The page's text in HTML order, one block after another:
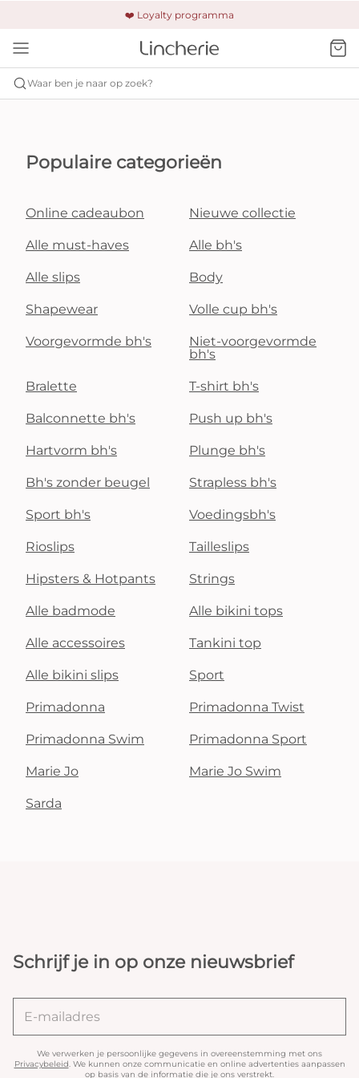
❤️ Loyalty programma
🚚 Gratis verzending & retour
🔒 Altijd veilig betalen
Waar ben je naar op zoek?
Populaire categorieën
Online cadeaubon Nieuwe collectie
Alle must-haves Alle bh's
Alle slips Body
Shapewear Volle cup bh's
Voorgevormde bh's
Niet-voorgevormde
bh's
Bralette T-shirt bh's
Balconnette bh's Push up bh's
Hartvorm bh's Plunge bh's
Bh's zonder beugel Strapless bh's
Sport bh's Voedingsbh's
Rioslips Tailleslips
Hipsters & Hotpants Strings
Alle badmode Alle bikini tops
Alle accessoires Tankini top
Alle bikini slips Sport
Primadonna Primadonna Twist
Primadonna Swim Primadonna Sport
Marie Jo Marie Jo Swim
Sarda
Schrijf je in op onze nieuwsbrief
We verwerken je persoonlijke gegevens in overeenstemming met ons
Privacybeleid. We kunnen onze communicatie en online advertenties aanpassen
op basis van de informatie die je ons verstrekt.